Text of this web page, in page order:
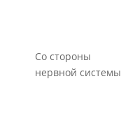
Со стороны
нервной системы